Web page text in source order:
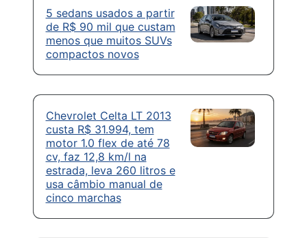
5 sedans usados a partir
de R$ 90 mil que custam
menos que muitos SUVs
compactos novos
Chevrolet Celta LT 2013
custa R$ 31.994, tem
motor 1.0 flex de até 78
cv, faz 12,8 km/l na
estrada, leva 260 litros e
usa câmbio manual de
cinco marchas